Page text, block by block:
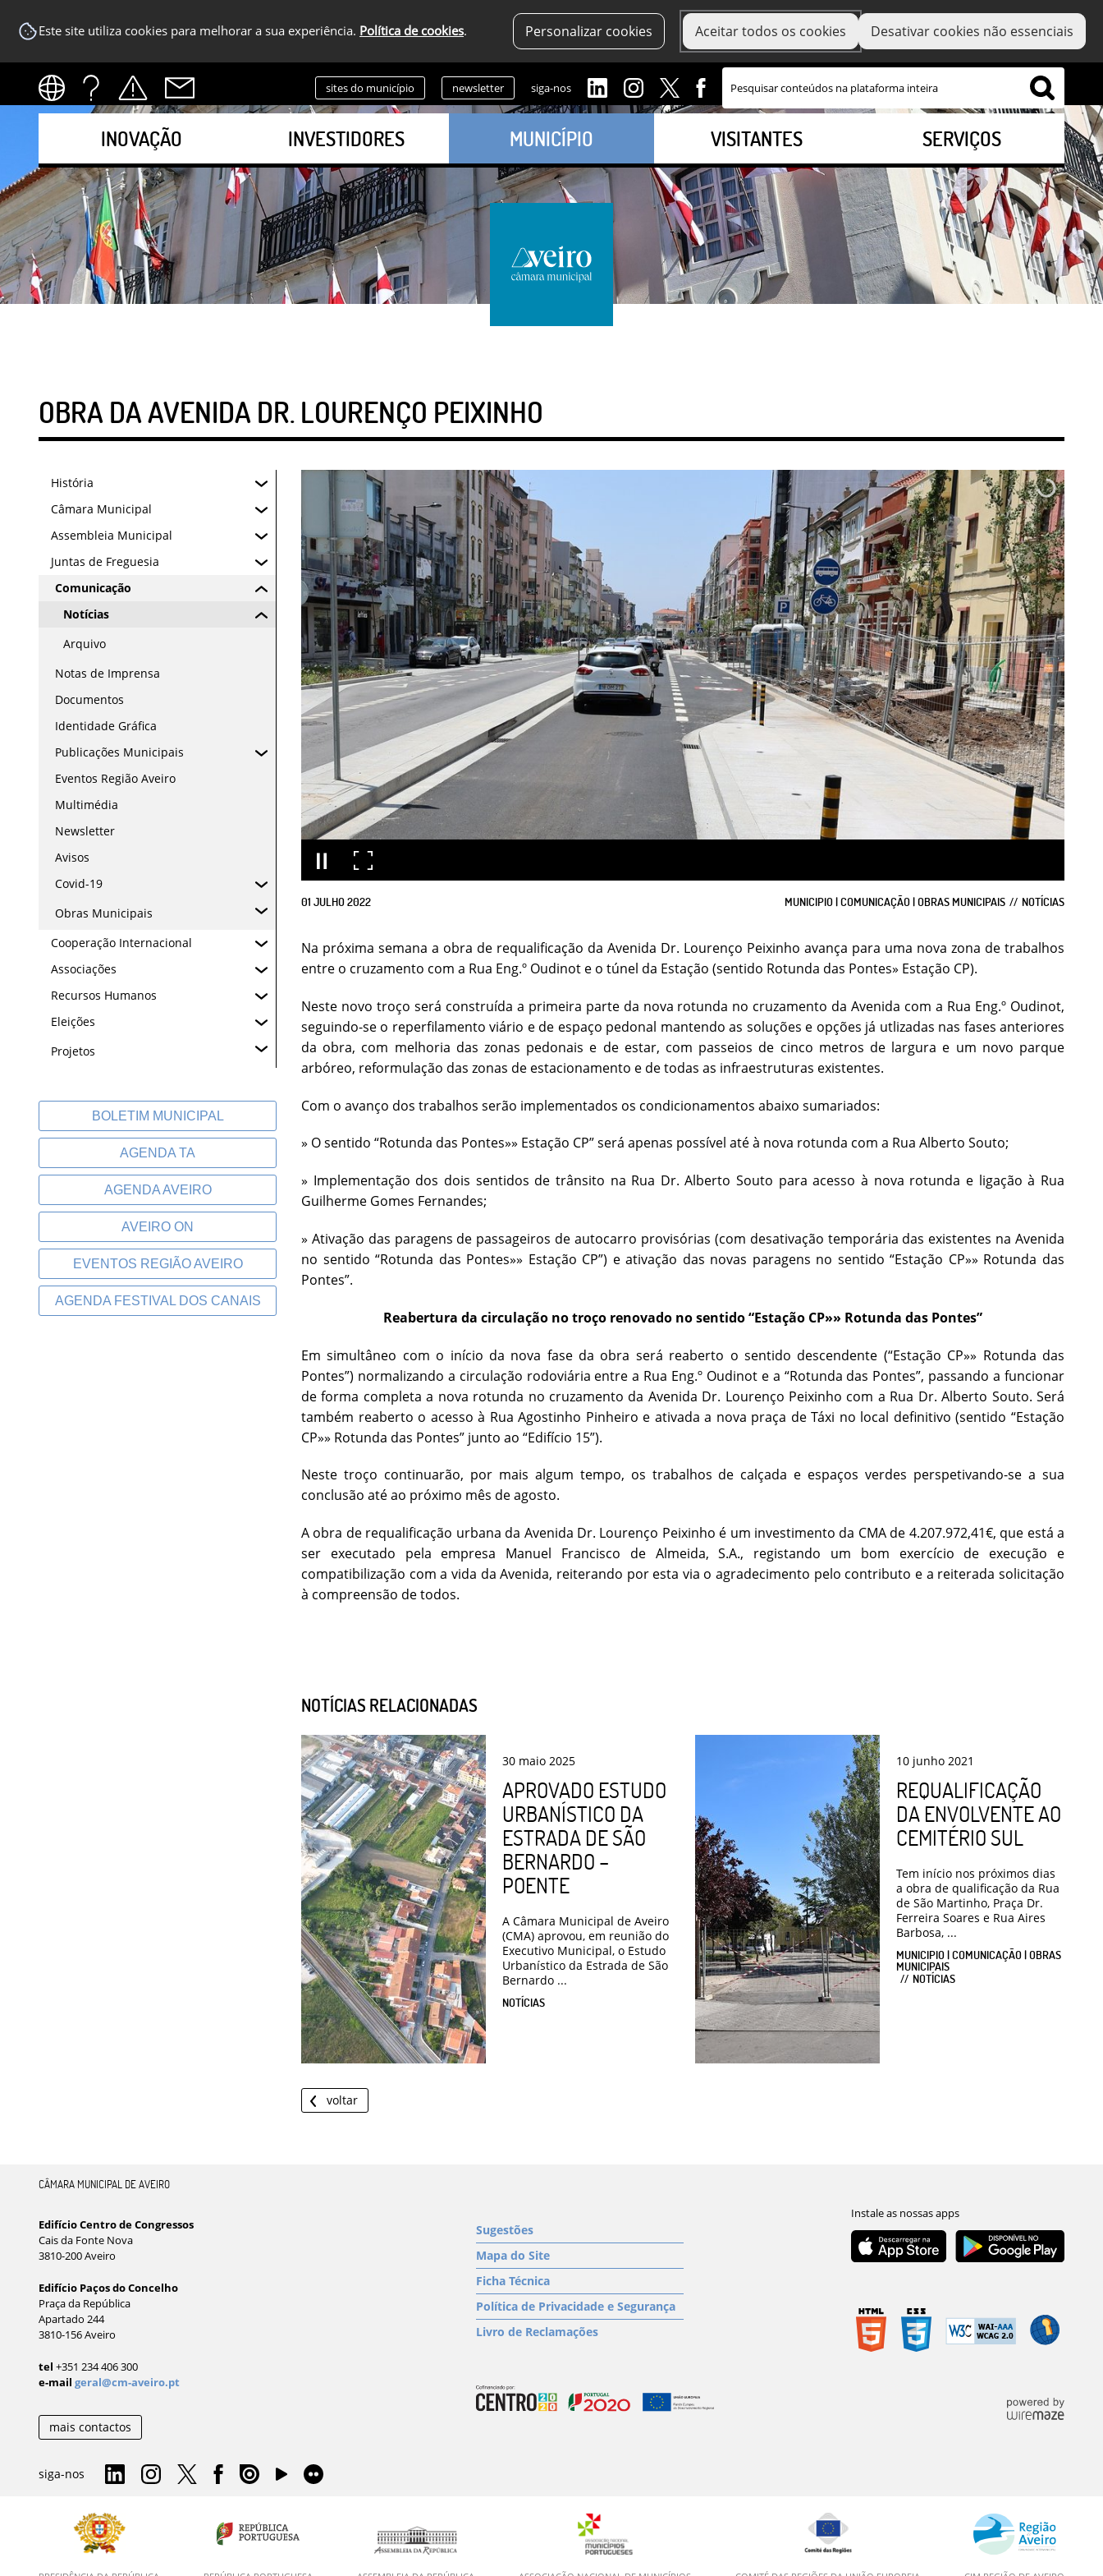
Este site utiliza cookies para melhorar a sua experiência. Política de cookies. Personalizar cookies Aceitar todos os cookies Desativar cookies não essenciais
sites do município newsletter siga-nos
INOVAÇÃO INVESTIDORES MUNICÍPIO VISITANTES SERVIÇOS
OBRA DA AVENIDA DR. LOURENÇO PEIXINHO
História
Câmara Municipal
Assembleia Municipal
Juntas de Freguesia
Comunicação
Notícias
Arquivo
Notas de Imprensa
Documentos
Identidade Gráfica
Publicações Municipais
Eventos Região Aveiro
Multimédia
Newsletter
Avisos
Covid-19
Obras Municipais
Cooperação Internacional
Associações
Recursos Humanos
Eleições
Projetos
BOLETIM MUNICIPAL
AGENDA TA
AGENDA AVEIRO
AVEIRO ON
EVENTOS REGIÃO AVEIRO
AGENDA FESTIVAL DOS CANAIS
01 JULHO2022 MUNICIPIO | COMUNICAÇÃO | OBRAS MUNICIPAIS NOTÍCIAS
Na próxima semana a obra de requalificação da Avenida Dr. Lourenço Peixinho avança para uma nova zona de trabalhos
entre o cruzamento com a Rua Eng.º Oudinot e o túnel da Estação (sentido Rotunda das Pontes» Estação CP).
Neste novo troço será construída a primeira parte da nova rotunda no cruzamento da Avenida com a Rua Eng.º Oudinot,
seguindo-se o reperfilamento viário e de espaço pedonal mantendo as soluções e opções já utlizadas nas fases anteriores
da obra, com melhoria das zonas pedonais e de estar, com passeios de cinco metros de largura e um novo parque
arbóreo, reformulação das zonas de estacionamento e de todas as infraestruturas existentes.
Com o avanço dos trabalhos serão implementados os condicionamentos abaixo sumariados:
» O sentido “Rotunda das Pontes»» Estação CP” será apenas possível até à nova rotunda com a Rua Alberto Souto;
» Implementação dos dois sentidos de trânsito na Rua Dr. Alberto Souto para acesso à nova rotunda e ligação à Rua
Guilherme Gomes Fernandes;
» Ativação das paragens de passageiros de autocarro provisórias (com desativação temporária das existentes na Avenida
no sentido “Rotunda das Pontes»» Estação CP”) e ativação das novas paragens no sentido “Estação CP»» Rotunda das
Pontes”.
Reabertura da circulação no troço renovado no sentido “Estação CP»» Rotunda das Pontes”
Em simultâneo com o início da nova fase da obra será reaberto o sentido descendente (“Estação CP»» Rotunda das
Pontes”) normalizando a circulação rodoviária entre a Rua Eng.º Oudinot e a “Rotunda das Pontes”, passando a funcionar
de forma completa a nova rotunda no cruzamento da Avenida Dr. Lourenço Peixinho com a Rua Dr. Alberto Souto. Será
também reaberto o acesso à Rua Agostinho Pinheiro e ativada a nova praça de Táxi no local definitivo (sentido “Estação
CP»» Rotunda das Pontes” junto ao “Edifício 15”).
Neste troço continuarão, por mais algum tempo, os trabalhos de calçada e espaços verdes perspetivando-se a sua
conclusão até ao próximo mês de agosto.
A obra de requalificação urbana da Avenida Dr. Lourenço Peixinho é um investimento da CMA de 4.207.972,41€, que está a
ser executado pela empresa Manuel Francisco de Almeida, S.A., registando um bom exercício de execução e
compatibilização com a vida da Avenida, reiterando por esta via o agradecimento pelo contributo e a reiterada solicitação
à compreensão de todos.
NOTÍCIAS RELACIONADAS
30 maio 2025
APROVADO ESTUDO
URBANÍSTICO DA
ESTRADA DE SÃO
BERNARDO –
POENTE
A Câmara Municipal de Aveiro
(CMA) aprovou, em reunião do
Executivo Municipal, o Estudo
Urbanístico da Estrada de São
Bernardo ...
NOTÍCIAS
10 junho 2021
REQUALIFICAÇÃO
DA ENVOLVENTE AO
CEMITÉRIO SUL
Tem início nos próximos dias
a obra de qualificação da Rua
de São Martinho, Praça Dr.
Ferreira Soares e Rua Aires
Barbosa, ...
MUNICIPIO | COMUNICAÇÃO | OBRAS
MUNICIPAIS
NOTÍCIAS
voltar
CÂMARA MUNICIPAL DE AVEIRO
Edifício Centro de Congressos
Cais da Fonte Nova
3810-200 Aveiro
Edifício Paços do Concelho
Praça da República
Apartado 244
3810-156 Aveiro
tel +351 234 406 300
e-mail geral@cm-aveiro.pt
mais contactos
siga-nos
Sugestões
Mapa do Site
Ficha Técnica
Política de Privacidade e Segurança
Livro de Reclamações